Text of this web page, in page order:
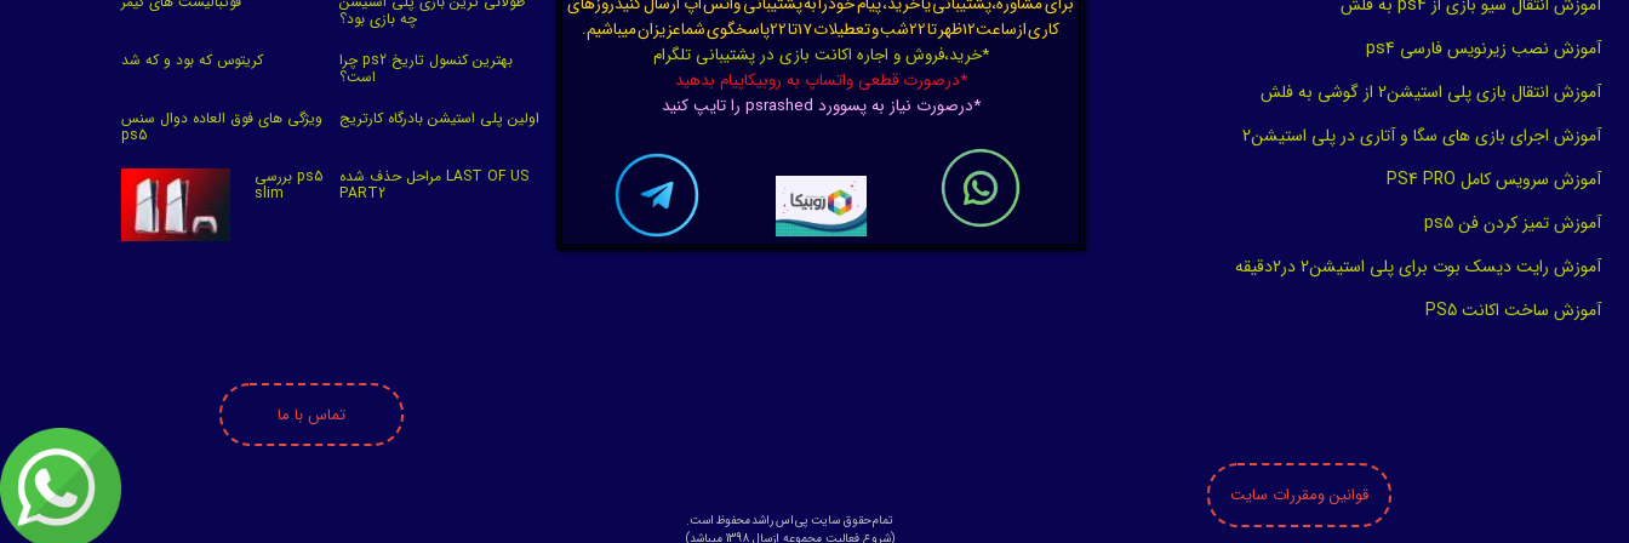
تمام حقوق سایت پی اس راشد محفوظ است.
​​​​​​​(شروع فعالیت مجموعه ازسال 1398 میباشد)
تماس با ما
قوانین ومقررات سایت
آموزش نصب زیرنویس فارسی ps4
آموزش انتقال بازی پلی استیشن2 از گوشی به فلش
آموزش اجرای بازی های سگا و آتاری در پلی استیشن2
آموزش سرویس کامل PS4 PRO
آموزش تمیز کردن فن ps5
آموزش رایت دیسک بوت برای پلی استیشن2 در2دقیقه
آموزش ساخت اکانت PS5
کاری ازساعت12ظهر تا 22شب و تعطیلات 17تا 22پاسخگوی شماعزیزان میباشیم.
*خرید،فروش و اجاره اکانت بازی در پشتیبانی تلگرام
*درصورت قطعی واتساپ به روبیکاپیام بدهید
*درصورت نیاز به پسوورد psrashed را تایپ کنید
چه بازی بود؟
کریتوس که بود و که شد
چرا ps2 بهترین کنسول تاریخ
است؟
ویژگی های فوق العاده دوال سنس
ps5
اولین پلی استیشن بادرگاه کارتریج
بررسی ps5
slim
مراحل حذف شده LAST OF US
PART2